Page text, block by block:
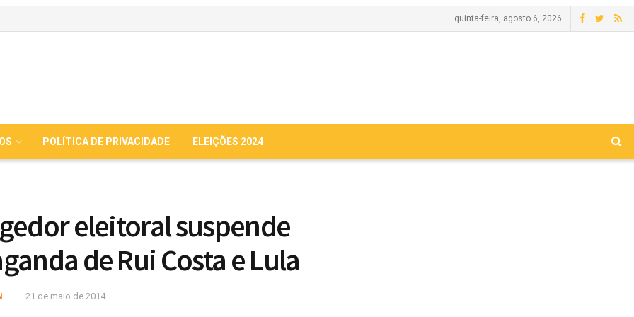
quinta-feira, agosto 6, 2026
POLÍTICA DE PRIVACIDADE ELEIÇÕES 2024
eleitoral suspende
de Rui Costa e Lula
21 de maio de 2014